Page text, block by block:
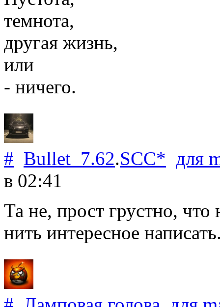
темнота,
другая жизнь,
или
- ничего.
# Bullet_7.62.SCC* для
в 02:41
Та не, прост грустно, что
нить интересное